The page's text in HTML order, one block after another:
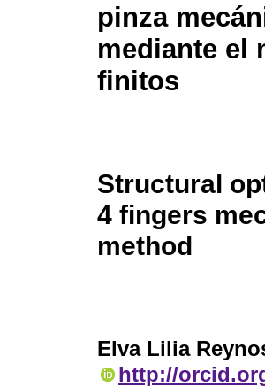
pinza
mediante el
finitos
Structural
4 fingers
method
Elva Lilia
http://